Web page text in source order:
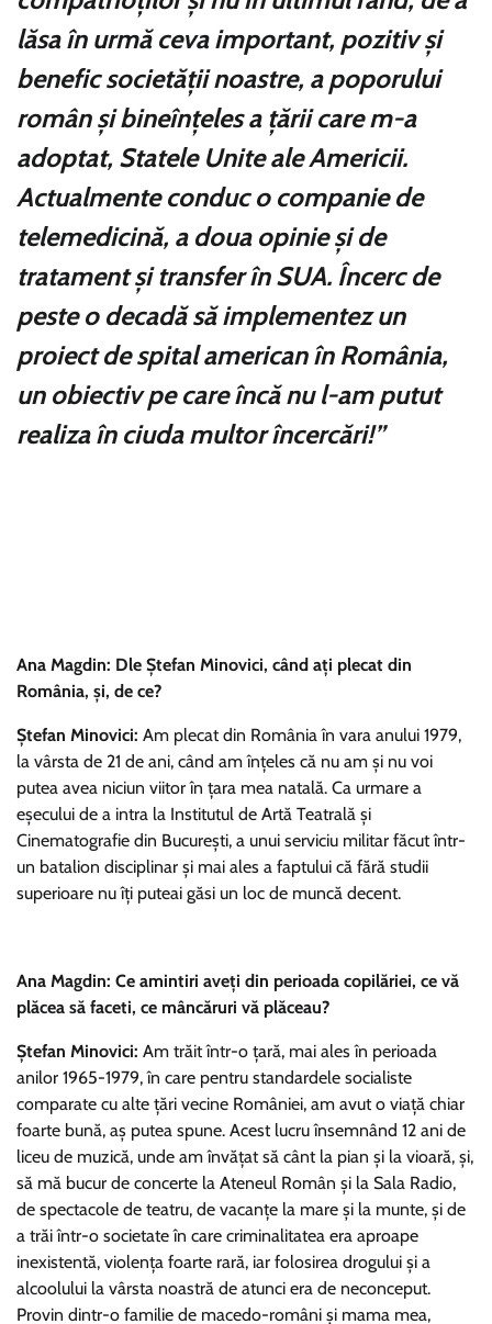
lăsa în urmă ceva important, pozitiv și
benefic societății noastre, a poporului
român și bineînțeles a țării care m-a
adoptat, Statele Unite ale Americii.
Actualmente conduc o companie de
telemedicină, a doua opinie și de
tratament și transfer în SUA. Încerc de
peste o decadă să implementez un
proiect de spital american în România,
un obiectiv pe care încă nu l-am putut
realiza în ciuda multor încercări!”
Ana Magdin: Dle Ștefan Minovici, când ați plecat din
România, și, de ce?
Ștefan Minovici: Am plecat din România în vara anului 1979,
la vârsta de 21 de ani, când am înțeles că nu am și nu voi
putea avea niciun viitor în țara mea natală. Ca urmare a
eșecului de a intra la Institutul de Artă Teatrală și
Cinematografie din București, a unui serviciu militar făcut într-
un batalion disciplinar și mai ales a faptului că fără studii
superioare nu îți puteai găsi un loc de muncă decent.
Ana Magdin: Ce amintiri aveți din perioada copilăriei, ce vă
plăcea să faceti, ce mâncăruri vă plăceau?
Ștefan Minovici: Am trăit într-o țară, mai ales în perioada
anilor 1965-1979, în care pentru standardele socialiste
comparate cu alte țări vecine României, am avut o viață chiar
foarte bună, aș putea spune. Acest lucru însemnând 12 ani de
liceu de muzică, unde am învățat să cânt la pian și la vioară, și,
să mă bucur de concerte la Ateneul Român și la Sala Radio,
de spectacole de teatru, de vacanțe la mare și la munte, și de
a trăi într-o societate în care criminalitatea era aproape
inexistentă, violența foarte rară, iar folosirea drogului și a
alcoolului la vârsta noastră de atunci era de neconceput.
Provin dintr-o familie de macedo-români și mama mea,